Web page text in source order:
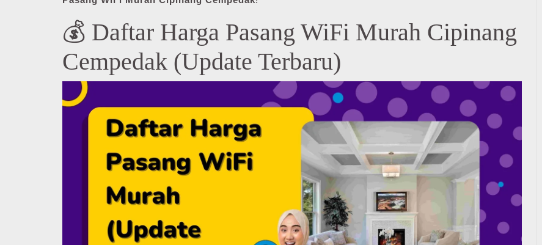
💰 Daftar Harga Pasang WiFi Murah Cipinang
Cempedak (Update Terbaru)